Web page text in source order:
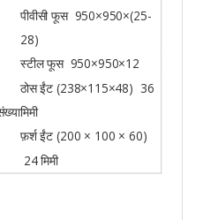
पीवीसी फूस 950×950×(25-
28)
स्टील फूस 950×950×12
ठोस ईंट (238×115×48) 36
मिमी
फ़र्श ईंट (200 × 100 × 60)
24 मिमी